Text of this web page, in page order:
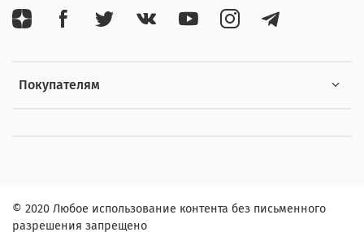
Покупателям
© 2020 Любое использование контента без письменного
разрешения запрещено